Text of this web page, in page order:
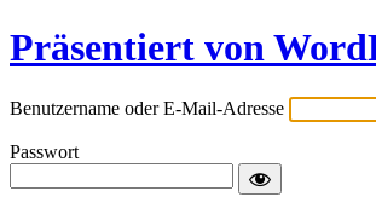
Präsentiert von
Benutzername oder E-Mail-Adresse
Passwort